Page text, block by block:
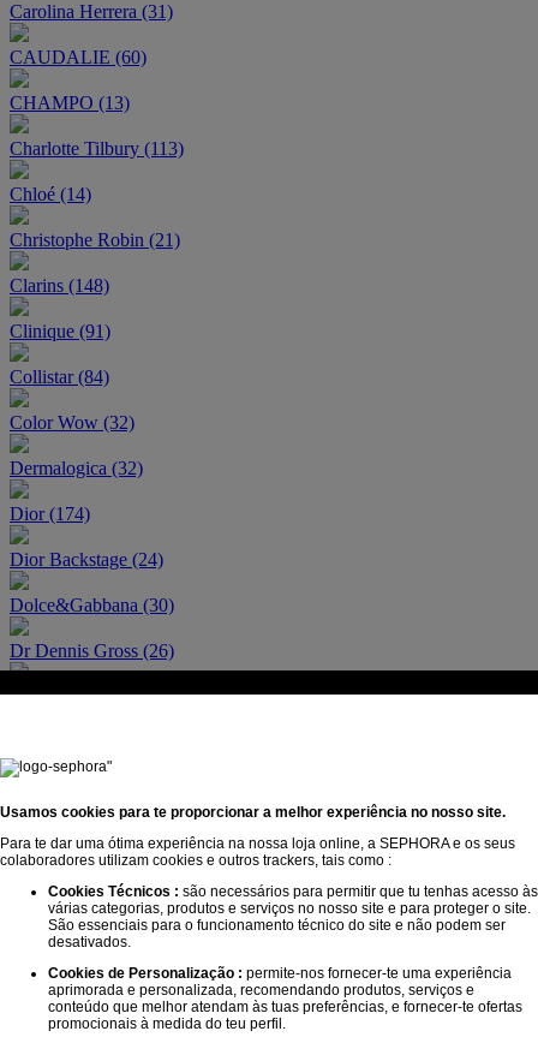
Carolina Herrera (31)
CAUDALIE (60)
CHAMPO (13)
Charlotte Tilbury (113)
Chloé (14)
Christophe Robin (21)
Clarins (148)
Clinique (91)
Collistar (84)
Color Wow (32)
Dermalogica (32)
Dior (174)
Dior Backstage (24)
Dolce&Gabbana (30)
Dr Dennis Gross (26)
Drunk Elephant (31)
Erborian (49)
Estée Lauder (61)
Fable & Mane (19)
Fenty Beauty by Rihanna (60)
Fenty Fragrance (1)
Usamos cookies para te proporcionar a melhor experiência no nosso site.
Para te dar uma ótima experiência na nossa loja online, a SEPHORA e os seus
colaboradores utilizam cookies e outros trackers, tais como :
Cookies Técnicos : são necessários para permitir que tu tenhas acesso às
várias categorias, produtos e serviços no nosso site e para proteger o site.
São essenciais para o funcionamento técnico do site e não podem ser
desativados.
Cookies de Personalização : permite-nos fornecer-te uma experiência
aprimorada e personalizada, recomendando produtos, serviços e
conteúdo que melhor atendam às tuas preferências, e fornecer-te ofertas
promocionais à medida do teu perfil.